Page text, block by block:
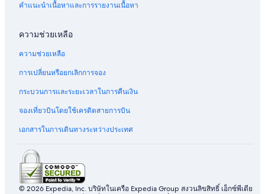
คำแนะนำเนื้อหาและการรายงานเนื้อหา
ความช่วยเหลือ
ความช่วยเหลือ
การเปลี่ยนหรือยกเลิกการจอง
กระบวนการและระยะเวลาในการคืนเงิน
จองเที่ยวบินโดยใช้เครดิตสายการบิน
เอกสารในการเดินทางระหว่างประเทศ
© 2026 Expedia, Inc. บริษัทในเครือ Expedia Group สงวนลิขสิทธิ์ เอ็กซ์พีเดีย